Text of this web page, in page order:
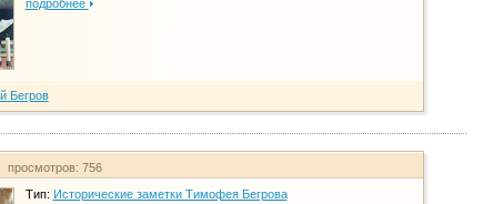
подробнее
Бегров
756
Тип: Исторические заметки Тимофея Бегрова